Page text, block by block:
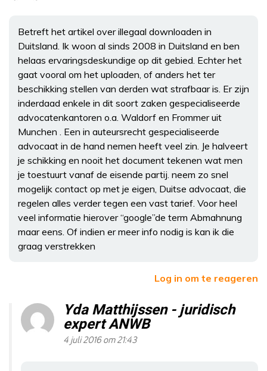
Betreft het artikel over illegaal downloaden in
Duitsland. Ik woon al sinds 2008 in Duitsland en ben
helaas ervaringsdeskundige op dit gebied. Echter het
gaat vooral om het uploaden, of anders het ter
beschikking stellen van derden wat strafbaar is. Er zijn
inderdaad enkele in dit soort zaken gespecialiseerde
advocatenkantoren o.a. Waldorf en Frommer uit
Munchen . Een in auteursrecht gespecialiseerde
advocaat in de hand nemen heeft veel zin. Je halveert
je schikking en nooit het document tekenen wat men
je toestuurt vanaf de eisende partij. neem zo snel
mogelijk contact op met je eigen, Duitse advocaat, die
regelen alles verder tegen een vast tarief. Voor heel
veel informatie hierover “google”de term Abmahnung
maar eens. Of indien er meer info nodig is kan ik die
graag verstrekken
Log in om te reageren
Yda Matthijssen - juridisch
expert ANWB
4 juli 2016 om 21:43